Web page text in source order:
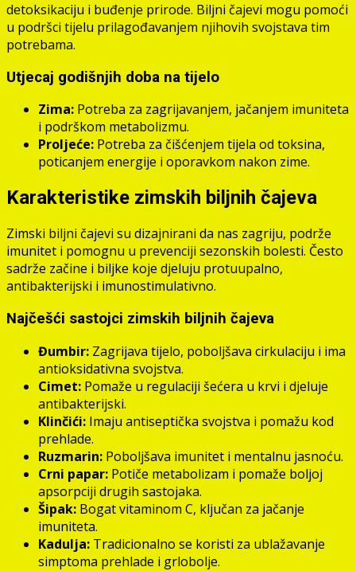
detoksikaciju i buđenje prirode. Biljni čajevi mogu pomoći
u podršci tijelu prilagođavanjem njihovih svojstava tim
potrebama.
Utjecaj godišnjih doba na tijelo
Zima: Potreba za zagrijavanjem, jačanjem imuniteta
i podrškom metabolizmu.
Proljeće: Potreba za čišćenjem tijela od toksina,
poticanjem energije i oporavkom nakon zime.
Karakteristike zimskih biljnih čajeva
Zimski biljni čajevi su dizajnirani da nas zagriju, podrže
imunitet i pomognu u prevenciji sezonskih bolesti. Često
sadrže začine i biljke koje djeluju protuupalno,
antibakterijski i imunostimulativno.
Najčešći sastojci zimskih biljnih čajeva
Đumbir: Zagrijava tijelo, poboljšava cirkulaciju i ima
antioksidativna svojstva.
Cimet: Pomaže u regulaciji šećera u krvi i djeluje
antibakterijski.
Klinčići: Imaju antiseptička svojstva i pomažu kod
prehlade.
Ruzmarin: Poboljšava imunitet i mentalnu jasnoću.
Crni papar: Potiče metabolizam i pomaže boljoj
apsorpciji drugih sastojaka.
Šipak: Bogat vitaminom C, ključan za jačanje
imuniteta.
Kadulja: Tradicionalno se koristi za ublažavanje
simptoma prehlade i grlobolje.